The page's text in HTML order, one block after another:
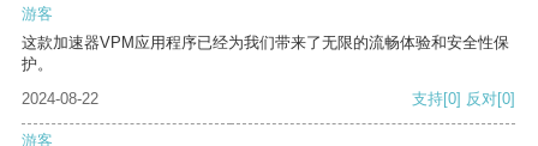
游客
这款加速器VPM应用程序已经为我们带来了无限的流畅体验和安全性保
护。
2024-08-22
支持[0] 反对[0]
游客